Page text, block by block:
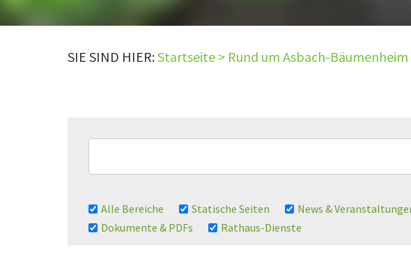
SIE SIND HIER:Startseite > Rund um Asbach-Bäumenheim
Alle Bereiche Statische Seiten News &
Dokumente & PDFs
Rathaus-Dienste